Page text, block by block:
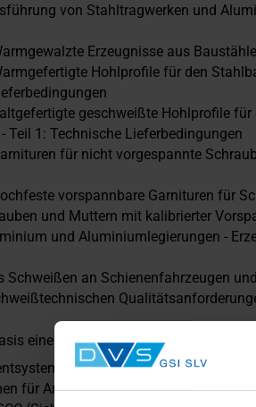
von Stahltragwerken und
Erzeugnisse aus
Hohlprofile für den
geschweißte Hohlprofile
Teil 1: Technische Lieferbedingungen
für nicht vorgespannte
vorspannbare Garnituren für
und Muttern mit kalibrierter
und Aluminiumlegierungen -
Schweißen an Schienenfahrzeugen
einer Akkreditierung nach DIN EN
nach DIN EN ISO 9001
für Arbeitssicherheit nach DIN EN